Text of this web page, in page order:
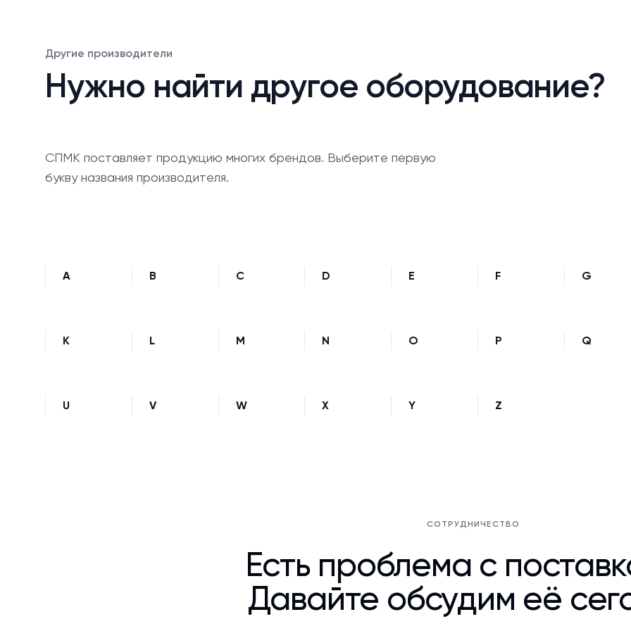
Другие производители
Нужно найти другое оборудование?
СПМК поставляет продукцию многих брендов. Выберите первую
букву названия производителя.
A B C D E F G
K L M N O P Q
U V W X Y Z
СОТРУДНИЧЕСТВО
Есть проблема с
Давайте обсудим её